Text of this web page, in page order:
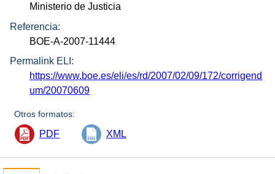
Ministerio de Justicia
Referencia:
BOE-A-2007-11444
Permalink ELI:
https://www.boe.es/eli/es/rd/2007/02/09/172/corrigend
um/20070609
Otros formatos:
PDF XML